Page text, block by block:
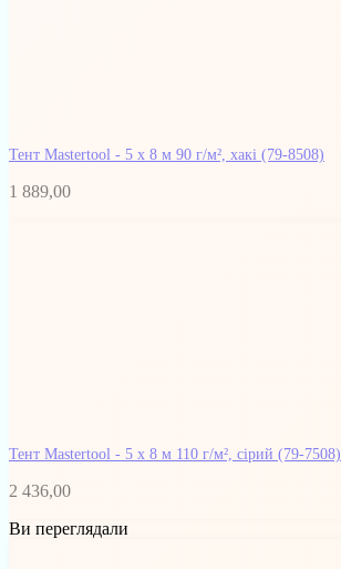
Тент Mastertool - 5 х 8 м 90 г/м², хакі (79-8508)
1 889,00
Тент Mastertool - 5 х 8 м 110 г/м², сірий (79-7508)
2 436,00
Ви переглядали